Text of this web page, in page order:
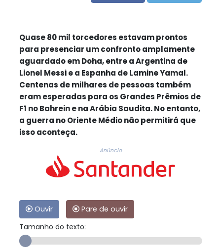
Quase 80 mil torcedores estavam prontos
para presenciar um confronto amplamente
aguardado em Doha, entre a Argentina de
Lionel Messi e a Espanha de Lamine Yamal.
Centenas de milhares de pessoas também
eram esperadas para os Grandes Prêmios de
F1 no Bahrein e na Arábia Saudita. No entanto,
a guerra no Oriente Médio não permitirá que
isso aconteça.
Anúncio
Ouvir
Pare de ouvir
Tamanho do texto: